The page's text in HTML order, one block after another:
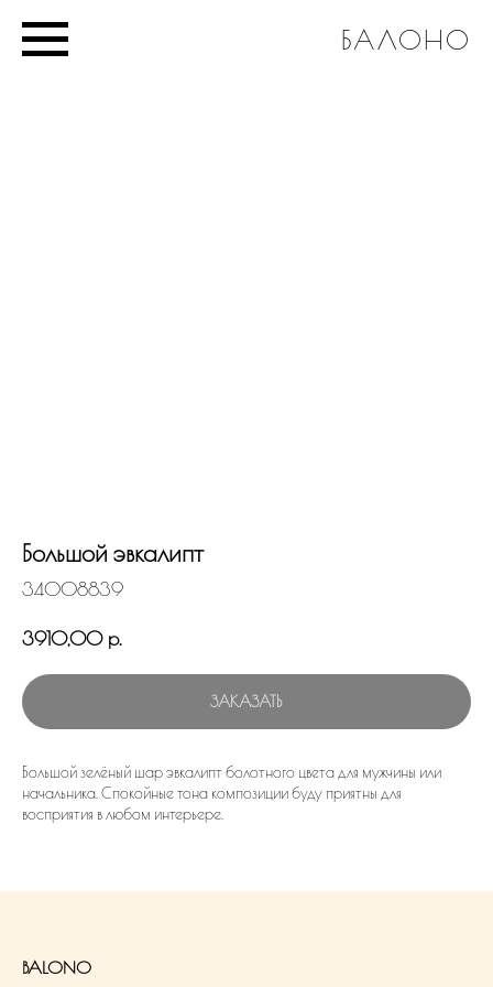
БАЛОНО
Большой эвкалипт
34008839
3910,00 р.
ЗАКАЗАТЬ
Большой зелёный шар эвкалипт болотного цвета для мужчины или
начальника. Спокойные тона композиции буду приятны для
восприятия в любом интерьере.
BALONO